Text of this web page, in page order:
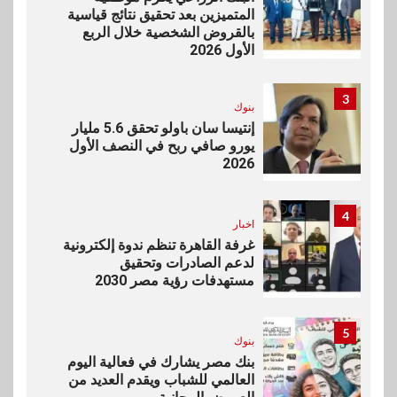
المتميزين بعد تحقيق نتائج قياسية
بالقروض الشخصية خلال الربع
الأول 2026
3
بنوك
إنتيسا سان باولو تحقق 5.6 مليار
يورو صافي ربح في النصف الأول
2026
4
اخبار
غرفة القاهرة تنظم ندوة إلكترونية
لدعم الصادرات وتحقيق
مستهدفات رؤية مصر 2030
5
بنوك
بنك مصر يشارك في فعالية اليوم
العالمي للشباب ويقدم العديد من